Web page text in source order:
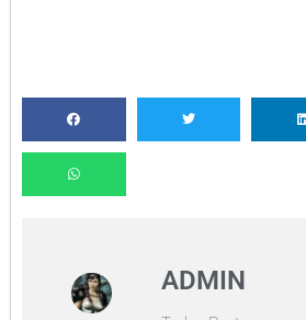
ADMIN